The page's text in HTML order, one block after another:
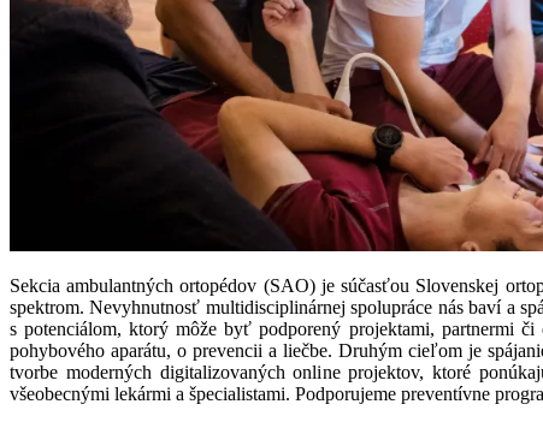
Sekcia ambulantných ortopédov (SAO) je súčasťou Slovenskej
spektrom. Nevyhnutnosť multidisciplinárnej spolupráce nás baví a
s potenciálom, ktorý môže byť podporený projektami, partnermi
pohybového aparátu, o prevencii a liečbe. Druhým cieľom je
tvorbe moderných digitalizovaných online projektov, ktoré
všeobecnými lekármi a špecialistami. Podporujeme preventívne